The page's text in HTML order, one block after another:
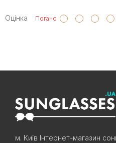
Оцінка Погано
м. Київ Інтернет-магазин